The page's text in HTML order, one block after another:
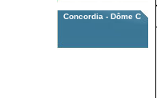
Concordia - Dôme C